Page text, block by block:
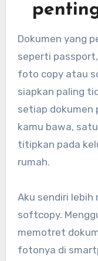
Dokumen yang
seperti
foto copy atau
siapkan paling
setiap dokumen
kamu bawa,
titipkan pada
rumah.
Aku sendiri lebih
softcopy.
memotret
fotonya di